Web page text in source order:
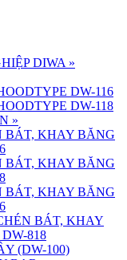
DIWA »
DW-116
DW-118
»
BÁT, KHAY BĂNG
BÁT, KHAY BĂNG
BÁT, KHAY BĂNG
BÁT, KHAY
818
(DW-100)